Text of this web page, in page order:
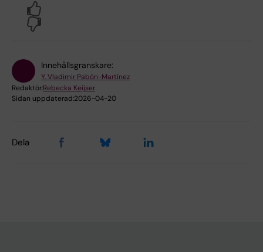
Innehållsgranskare:
Y. Vladimir Pabón-Martínez
Redaktör:Rebecka Keijser
Sidan uppdaterad:2026-04-20
Dela